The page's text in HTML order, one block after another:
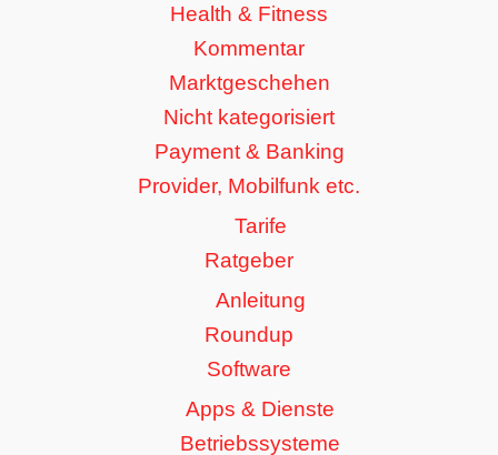
Health & Fitness
Kommentar
Marktgeschehen
Nicht kategorisiert
Payment & Banking
Provider, Mobilfunk etc.
Tarife
Ratgeber
Anleitung
Roundup
Software
Apps & Dienste
Betriebssysteme